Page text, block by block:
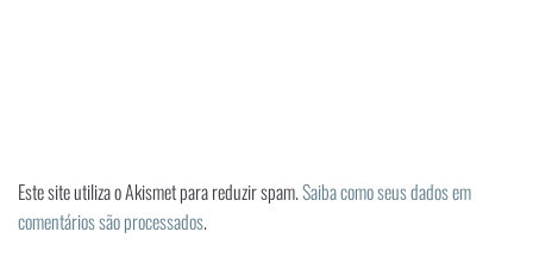
Este site utiliza o Akismet para reduzir spam.Saiba como seus dados em
comentários são processados.